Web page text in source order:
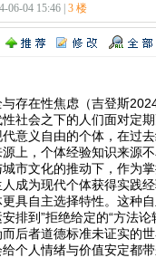
06-04 15:46 | 3 楼
存在性焦虑（吉登斯
社会之下的人们面对定
意义自由的个体，在过
上，个体经验知识来源
市文化的推动下，作为
成为现代个体获得实践
具自主选择特性。这种
排到”拒绝给定的“方法
后者道德标准未证实的
个人情绪与价值安定都